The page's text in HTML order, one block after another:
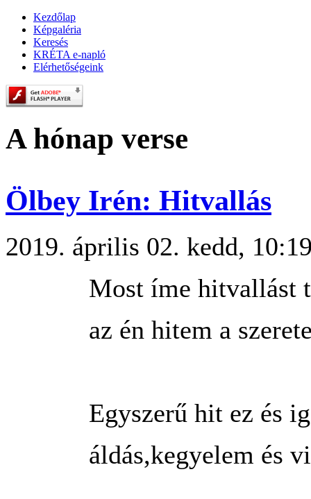
Kezdőlap
Képgaléria
Keresés
KRÉTA e-napló
Elérhetőségeink
A hónap verse
Ölbey Irén: Hitvallás
2019. április 02. kedd,
Most íme hitvallást
az én hitem a
Egyszerű hit ez és
áldás,kegyelem és